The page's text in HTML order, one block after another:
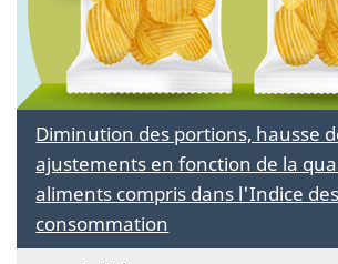
Diminution des portions, hausse
ajustements en fonction de la
aliments compris dans l'Indice
consommation